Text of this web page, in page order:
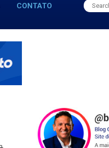
CONTATO
Search
for: